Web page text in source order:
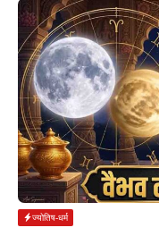
ज्योतिष-धर्म